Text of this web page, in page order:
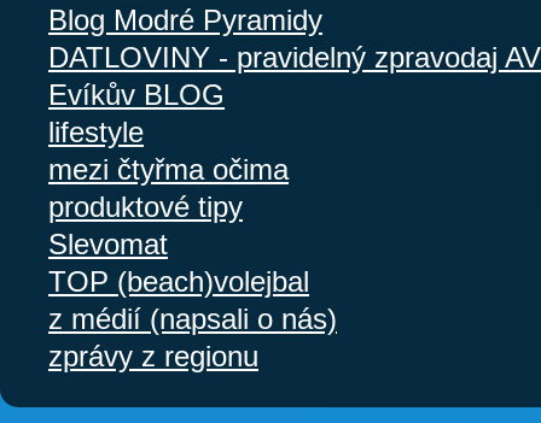
Blog Modré Pyramidy
DATLOVINY - pravidelný zpravodaj
Evíkův BLOG
lifestyle
mezi čtyřma očima
produktové tipy
Slevomat
TOP (beach)volejbal
z médií (napsali o nás)
zprávy z regionu